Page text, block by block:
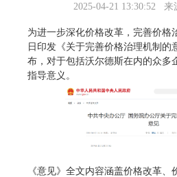
2025-04-21 13:30:52
为进一步深化价格改革，完善价格
日印发《关于完善价格治理机制的
布，对于包括沃尔德斯在内的众多
指导意义。
《意见》全文内容涵盖价格改革